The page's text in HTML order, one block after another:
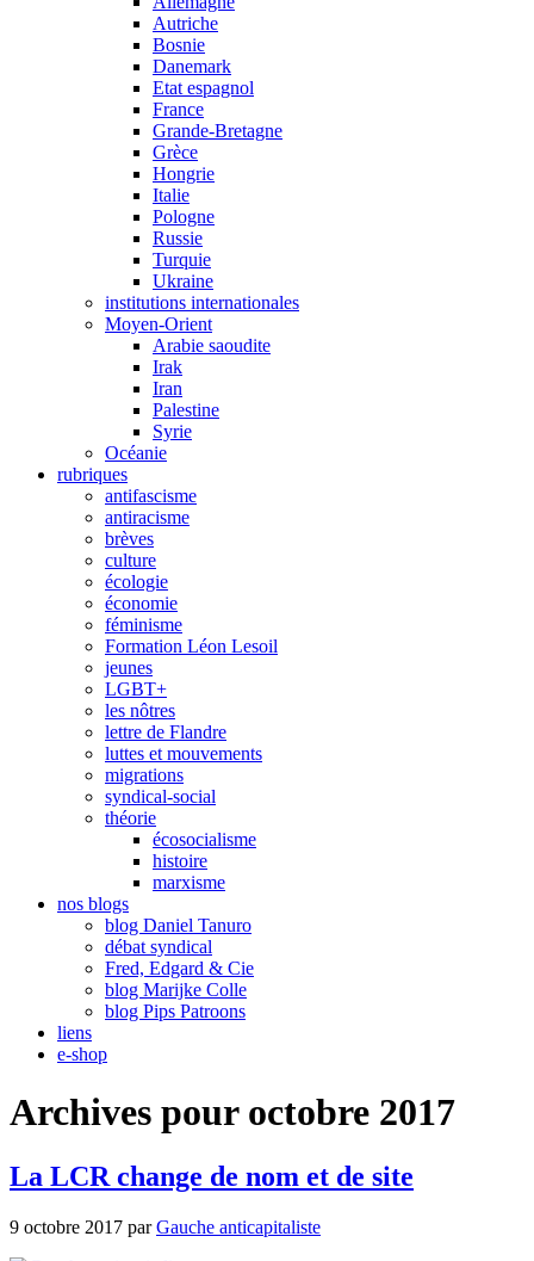
Autriche
Bosnie
Danemark
Etat espagnol
France
Grande-Bretagne
Grèce
Hongrie
Italie
Pologne
Russie
Turquie
Ukraine
institutions internationales
Moyen-Orient
Arabie saoudite
Irak
Iran
Palestine
Syrie
Océanie
rubriques
antifascisme
antiracisme
brèves
culture
écologie
économie
féminisme
Formation Léon Lesoil
jeunes
LGBT+
les nôtres
lettre de Flandre
luttes et mouvements
migrations
syndical-social
théorie
écosocialisme
histoire
marxisme
nos blogs
blog Daniel Tanuro
débat syndical
Fred, Edgard & Cie
blog Marijke Colle
blog Pips Patroons
liens
e-shop
Archives pour octobre 2017
La LCR change de nom et de site
9 octobre 2017 parGauche anticapitaliste